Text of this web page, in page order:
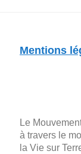
Mentions
Le
à travers le
la Vie sur